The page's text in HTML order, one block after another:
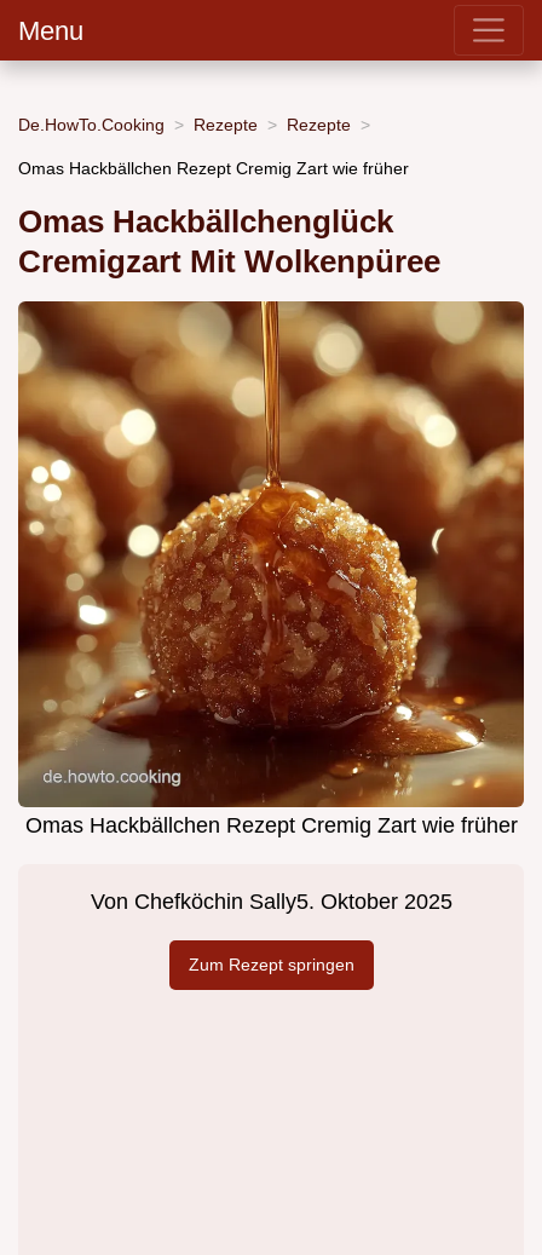
Menu
De.HowTo.Cooking Rezepte Rezepte
Omas Hackbällchen Rezept Cremig Zart wie früher
Omas Hackbällchenglück
Cremigzart Mit Wolkenpüree
Omas Hackbällchen Rezept Cremig Zart wie früher
Von Chefköchin Sally5. Oktober 2025
Zum Rezept springen